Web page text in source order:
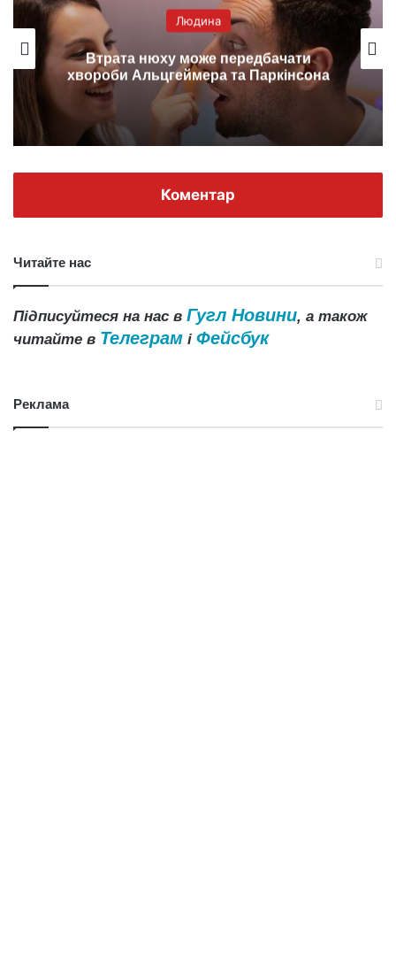
Людина
Втрата нюху може передбачати
хвороби Альцгеймера та Паркінсона
Коментар
Читайте нас
Підписуйтеся на нас в Гугл Новини, а також
читайте в Телеграм і Фейсбук
Реклама